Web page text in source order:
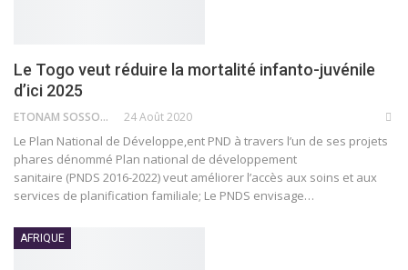
Le Togo veut réduire la mortalité infanto-juvénile
d’ici 2025
ETONAM SOSSOU 24 Août 2020
Le Plan National de Développe,ent PND à travers l’un de ses projets
phares dénommé Plan national de développement
sanitaire (PNDS 2016-2022) veut améliorer l’accès aux soins et aux
services de planification familiale; Le PNDS envisage…
AFRIQUE